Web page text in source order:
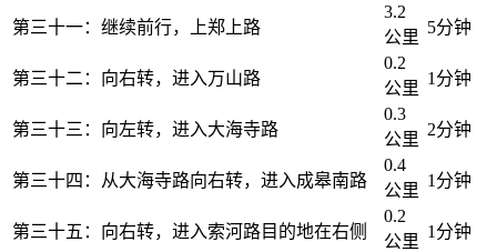
第三十一：继续前行，上郑上路
3.2
公里
5分钟
第三十二：向右转，进入万山路
0.2
公里
1分钟
第三十三：向左转，进入大海寺路
0.3
公里
2分钟
第三十四：从大海寺路向右转，进入成皋南路
0.4
公里
1分钟
第三十五：向右转，进入索河路目的地在右侧
0.2
公里
1分钟